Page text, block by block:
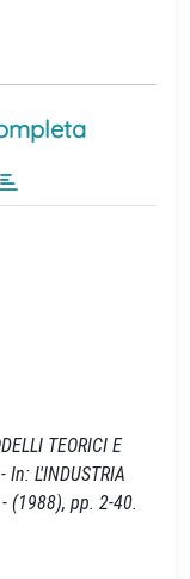
TEORICI E
In: L'INDUSTRIA
- (1988), pp. 2-40.